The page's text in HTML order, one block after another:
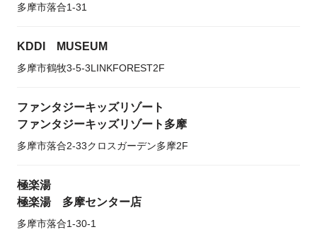
多摩市落合1-31
KDDI MUSEUM
多摩市鶴牧3-5-3LINKFOREST2F
ファンタジーキッズリゾート
ファンタジーキッズリゾート多摩
多摩市落合2-33クロスガーデン多摩2F
極楽湯
極楽湯 多摩センター店
多摩市落合1-30-1